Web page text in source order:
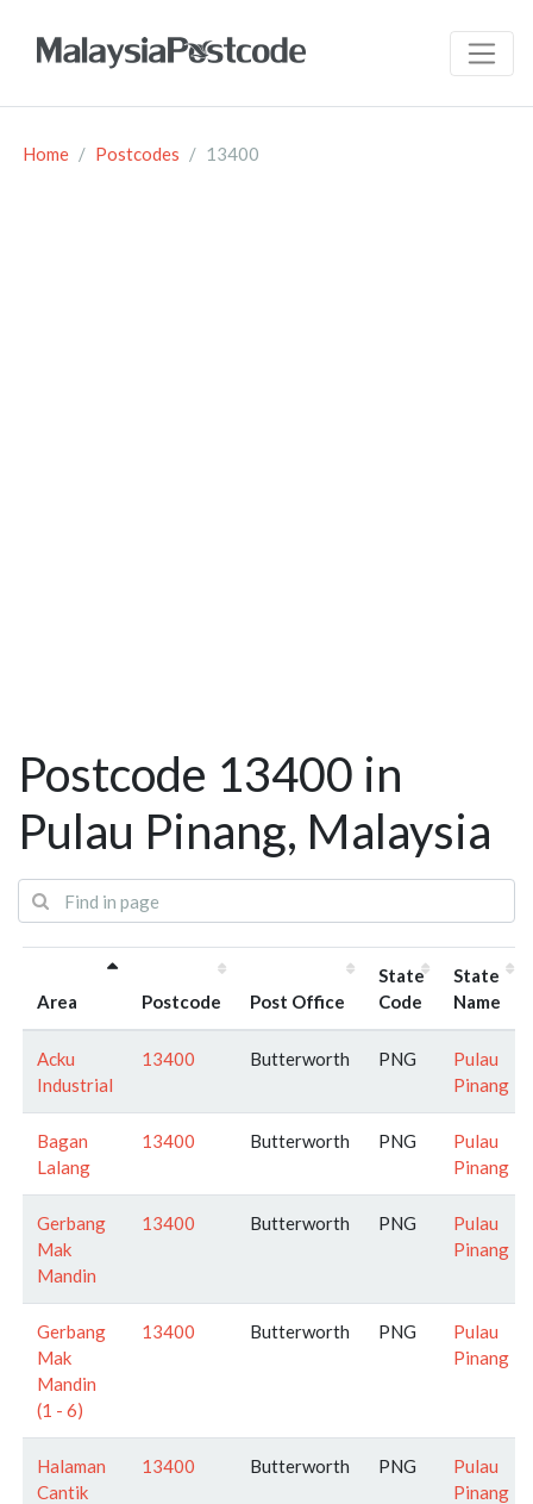
Home Postcodes 13400
Postcode 13400 in
Pulau Pinang, Malaysia
Area Postcode Post Office
State
Code
State
Name
Acku
Industrial
13400 Butterworth PNG
Pulau
Pinang
Bagan
Lalang
13400 Butterworth PNG
Pulau
Pinang
Gerbang
Mak
Mandin
13400 Butterworth PNG
Pulau
Pinang
Gerbang
Mak
Mandin
(1 - 6)
13400 Butterworth PNG
Pulau
Pinang
Halaman
Cantik
13400 Butterworth PNG
Pulau
Pinang